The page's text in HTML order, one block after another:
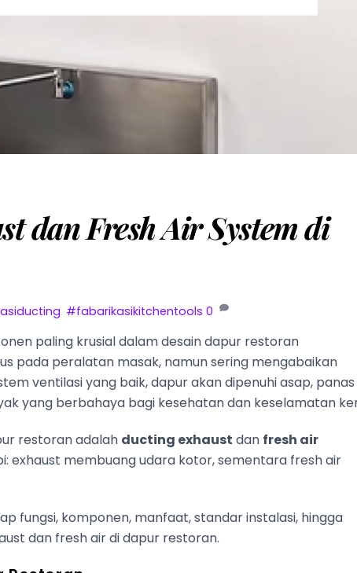
dan Fresh Air System di
#fabarikasikitchentools 0
paling krusial dalam desain dapur restoran
pada peralatan masak, namun sering mengabaikan
ventilasi yang baik, dapur akan dipenuhi asap, panas
yang berbahaya bagi kesehatan dan keselamatan
restoran adalah ducting exhaust dan fresh air
exhaust membuang udara kotor, sementara fresh air
fungsi, komponen, manfaat, standar instalasi, hingga
dan fresh air di dapur restoran.